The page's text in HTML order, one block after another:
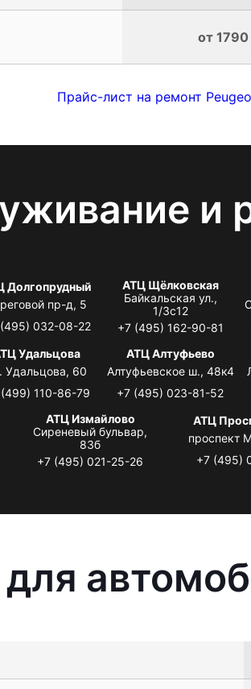
от 1790
Прайс-лист на ремонт
и
Долгопрудный
пр-д, 5
032-08-22
АТЦ Щёлковская
Байкальская ул.,
1/3с12
+7 (495) 162-90-81
Удальцова
Удальцова, 60
110-86-79
АТЦ Алтуфьево
Алтуфьевское ш., 48к4
+7 (495) 023-81-52
АТЦ Измайлово
Сиреневый бульвар,
83б
+7 (495) 021-25-26
АТЦ
проспект
+7 (495)